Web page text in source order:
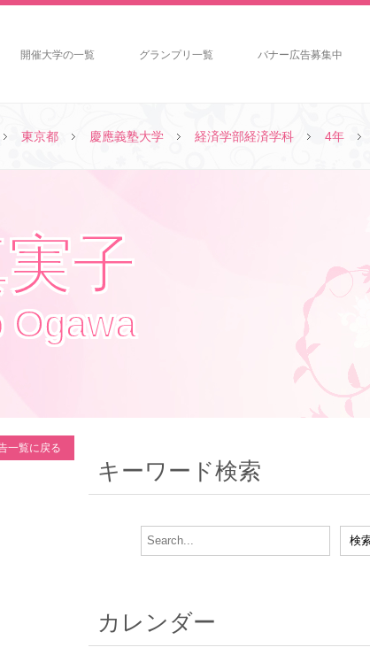
開催大学の一覧 グランプリ一覧 バナー広告募集中
東京都 慶應義塾大学 経済学部経済学科 4年
子
Ogawa
一覧に戻る
キーワード検索
カレンダー